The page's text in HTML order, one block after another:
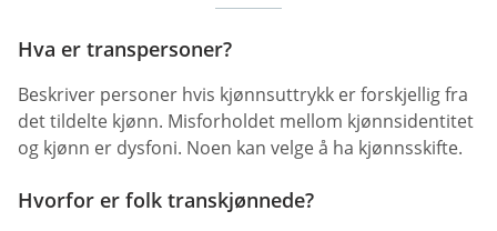
Hva er transpersoner?
Beskriver personer hvis kjønnsuttrykk er forskjellig fra
det tildelte kjønn. Misforholdet mellom kjønnsidentitet
og kjønn er dysfoni. Noen kan velge å ha kjønnsskifte.
Hvorfor er folk transkjønnede?